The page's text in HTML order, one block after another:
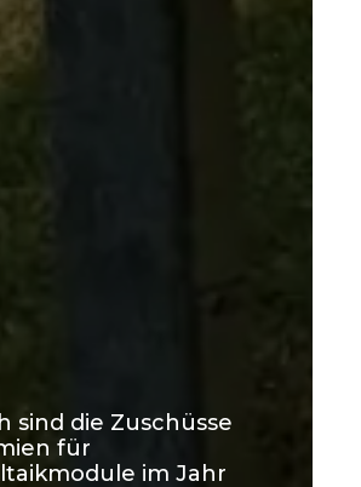
sind die Zuschüsse
für
im Jahr